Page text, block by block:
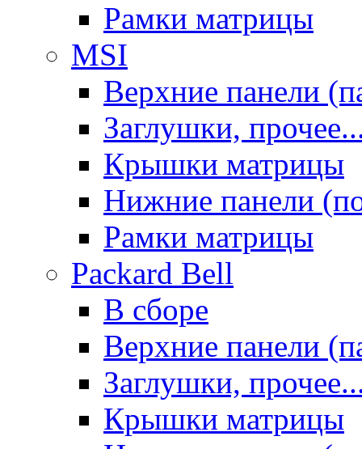
Рамки матрицы
MSI
Верхние панели
Заглушки,
Крышки матрицы
Нижние панели
Рамки матрицы
Packard Bell
В сборе
Верхние панели
Заглушки,
Крышки матрицы